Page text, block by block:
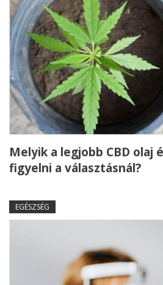
Melyik a legjobb CBD olaj
figyelni a választásnál?
EGÉSZSÉG